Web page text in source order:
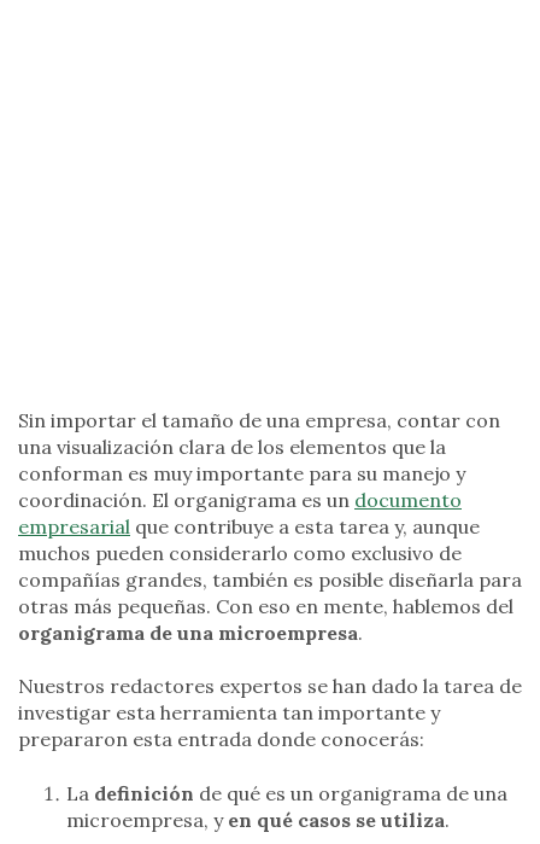
Sin importar el tamaño de una empresa, contar con
una visualización clara de los elementos que la
conforman es muy importante para su manejo y
coordinación. El organigrama es un documento
empresarial que contribuye a esta tarea y, aunque
muchos pueden considerarlo como exclusivo de
compañías grandes, también es posible diseñarla para
otras más pequeñas. Con eso en mente, hablemos del
organigrama de una microempresa.
Nuestros redactores expertos se han dado la tarea de
investigar esta herramienta tan importante y
prepararon esta entrada donde conocerás:
La definición de qué es un organigrama de una
microempresa, y en qué casos se utiliza.